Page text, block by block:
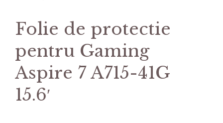
Folie de protectie
pentru Gaming
Aspire 7 A715-41G
15.6′